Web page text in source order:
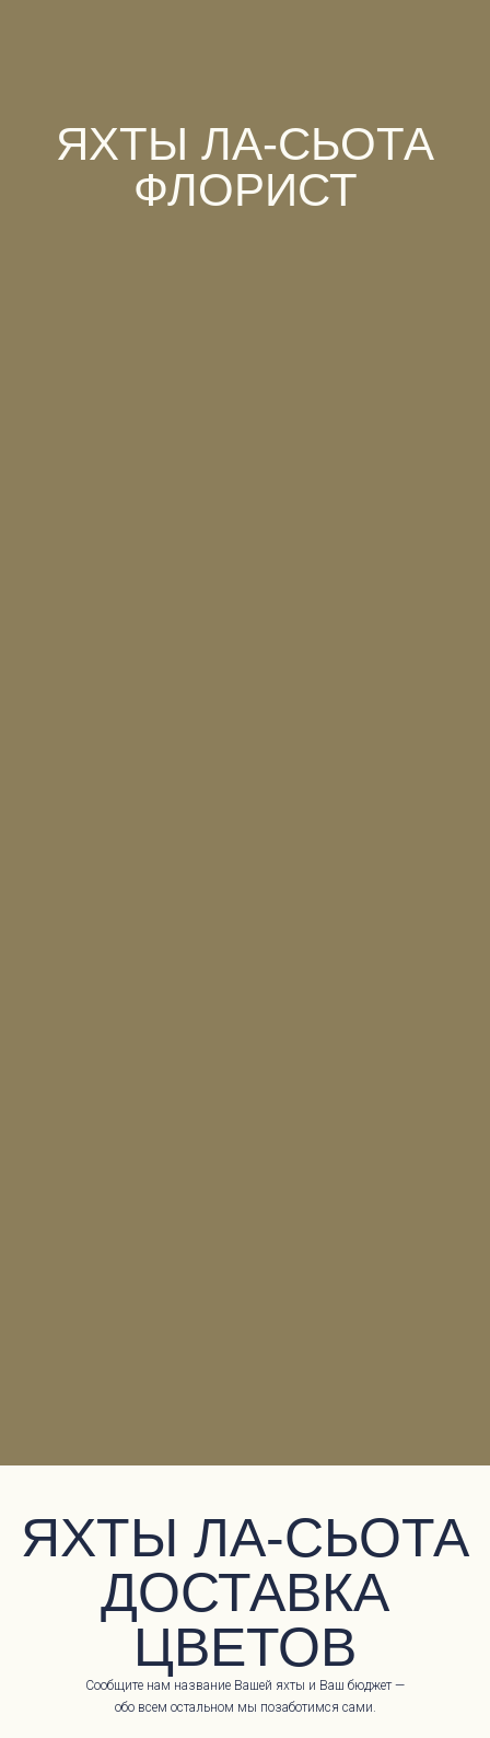
ЯХТЫ ЛА-СЬОТА
ФЛОРИСТ
ЯХТЫ ЛА-СЬОТА
ДОСТАВКА
ЦВЕТОВ
Сообщите нам название Вашей яхты и Ваш бюджет —
обо всем остальном мы позаботимся сами.